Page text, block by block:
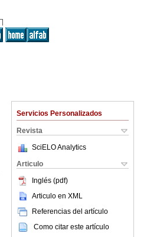
Servicios Personalizados
Revista
SciELO Analytics
Articulo
Inglés (pdf)
Articulo en XML
Referencias del artículo
Como citar este artículo